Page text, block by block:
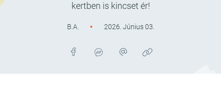
kertben is kincset ér!
B.A. 2026. Június 03.